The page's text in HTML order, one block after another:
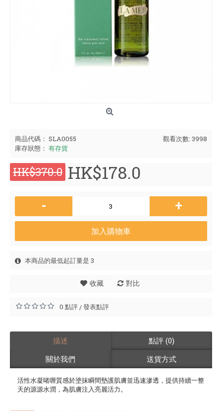
觀看次數: 3998
商品代碼： SLA0055
庫存狀態： 有存貨
HK$370.0 HK$178.0
- +
加入購物車
本商品的最低起訂量是 3
收藏 對比
0 點評/發表點評
描述
點評 (0)
關於我們
送貨方式
活性水凝啫喱質感於塗抹瞬間墊護肌膚並迅速滲透，提供持續一整
天的源源水潤，為肌膚注入亮麗活力。